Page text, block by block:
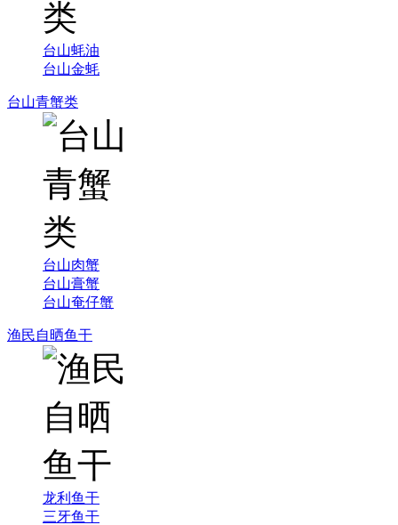
台山蚝油
台山金蚝
台山青蟹类
台山肉蟹
台山膏蟹
台山奄仔蟹
渔民自晒鱼干
龙利鱼干
三牙鱼干